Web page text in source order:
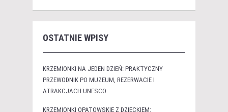
OSTATNIE WPISY
KRZEMIONKI NA JEDEN DZIEŃ: PRAKTYCZNY
PRZEWODNIK PO MUZEUM, REZERWACIE I
ATRAKCJACH UNESCO
KRZEMIONKI OPATOWSKIE Z DZIECKIEM: